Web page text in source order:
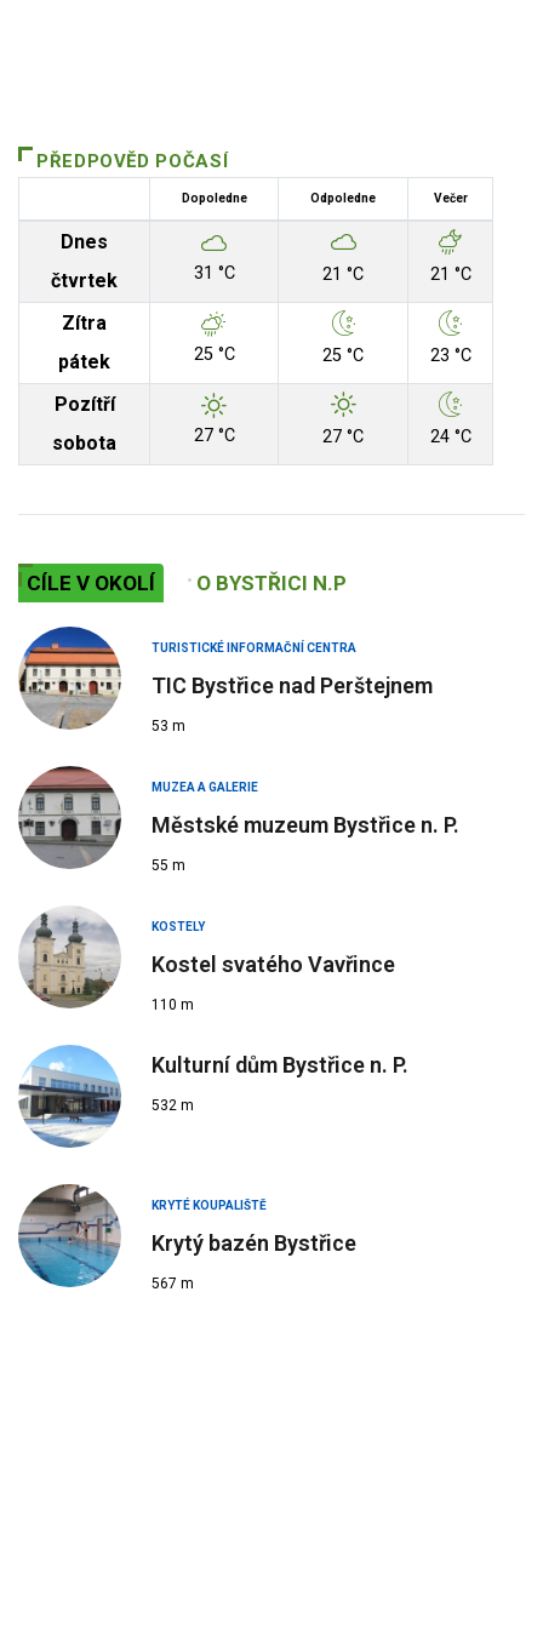
PŘEDPOVĚD POČASÍ
Dopoledne Odpoledne Večer
Dnes
čtvrtek
31 °C 21 °C 21 °C
Zítra
pátek
25 °C 25 °C 23 °C
Pozítří
sobota
27 °C 27 °C 24 °C
CÍLE V OKOLÍ O BYSTŘICI N.P
TURISTICKÉ INFORMAČNÍ CENTRA
TIC Bystřice nad Perštejnem
53 m
MUZEA A GALERIE
Městské muzeum Bystřice n. P.
55 m
KOSTELY
Kostel svatého Vavřince
110 m
Kulturní dům Bystřice n. P.
532 m
KRYTÉ KOUPALIŠTĚ
Krytý bazén Bystřice
567 m